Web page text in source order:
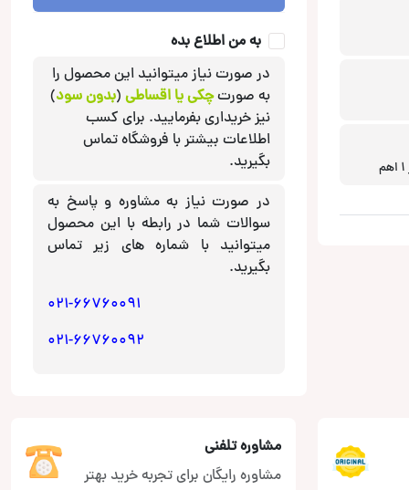
به من اطلاع بده
در صورت نیاز میتوانید این محصول را
به صورتچکی یا اقساطی (بدون سود)
نیز خریداری بفرمایید. برای کسب
اطلاعات بیشتر با فروشگاه تماس
بگیرید.
در صورت نیاز به مشاوره و پاسخ به
سوالات شما در رابطه با این محصول
میتوانید با شماره های زیر تماس
بگیرید.
021-66760091
021-66760092
مشاوره تلفنی
مشاوره رایگان برای تجربه خرید بهتر